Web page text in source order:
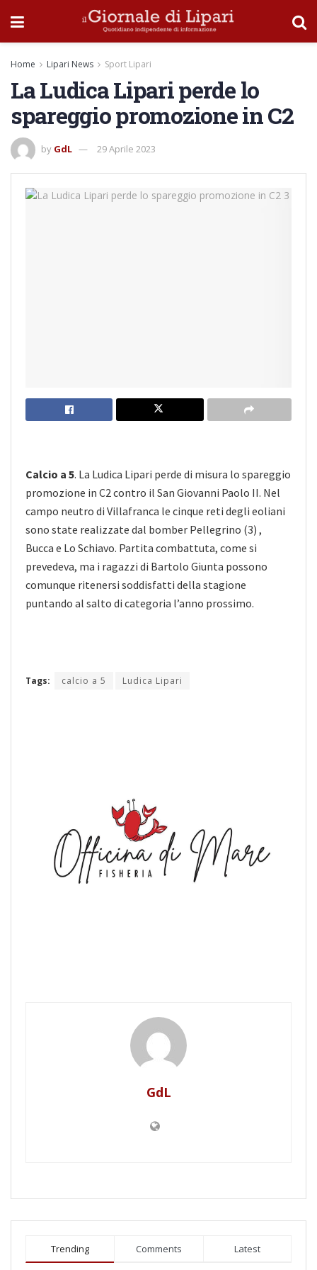
Home Lipari News Sport Lipari
La Ludica Lipari perde lo
spareggio promozione in C2
by GdL 29 Aprile 2023
Calcio a 5. La Ludica Lipari perde di misura lo spareggio
promozione in C2 contro il San Giovanni Paolo II. Nel
campo neutro di Villafranca le cinque reti degli eoliani
sono state realizzate dal bomber Pellegrino (3) ,
Bucca e Lo Schiavo. Partita combattuta, come si
prevedeva, ma i ragazzi di Bartolo Giunta possono
comunque ritenersi soddisfatti della stagione
puntando al salto di categoria l’anno prossimo.
Tags: calcio a 5 Ludica Lipari
GdL
Trending Comments Latest